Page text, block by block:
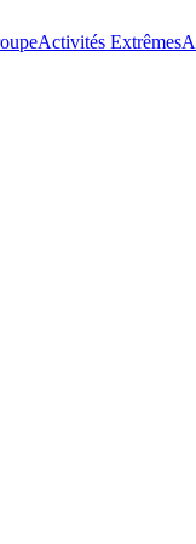
Activités Extrêmes